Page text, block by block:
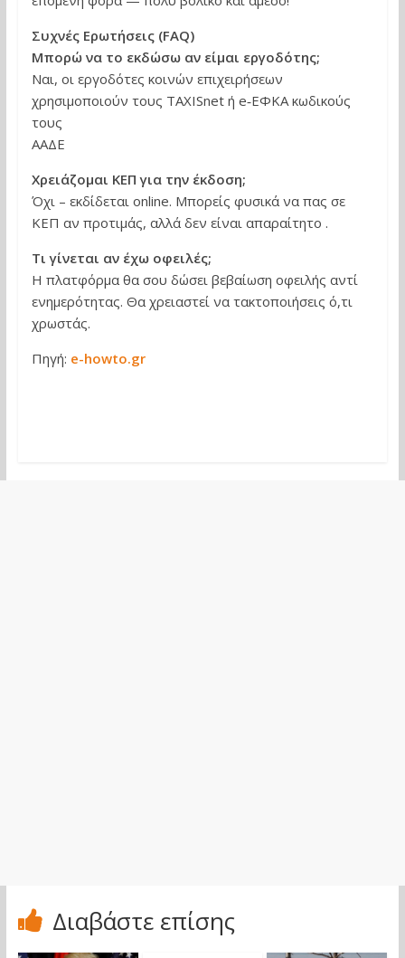
Συχνές Ερωτήσεις (FAQ)
Μπορώ να το εκδώσω αν είμαι εργοδότης;
Ναι, οι εργοδότες κοινών επιχειρήσεων
χρησιμοποιούν τους TAXISnet ή e‑ΕΦΚΑ κωδικούς
τους
ΑΑΔΕ
Χρειάζομαι ΚΕΠ για την έκδοση;
Όχι – εκδίδεται online. Μπορείς φυσικά να πας σε
ΚΕΠ αν προτιμάς, αλλά δεν είναι απαραίτητο .
Τι γίνεται αν έχω οφειλές;
Η πλατφόρμα θα σου δώσει βεβαίωση οφειλής αντί
ενημερότητας. Θα χρειαστεί να τακτοποιήσεις ό,τι
χρωστάς.
Πηγή: e-howto.gr
Διαβάστε επίσης